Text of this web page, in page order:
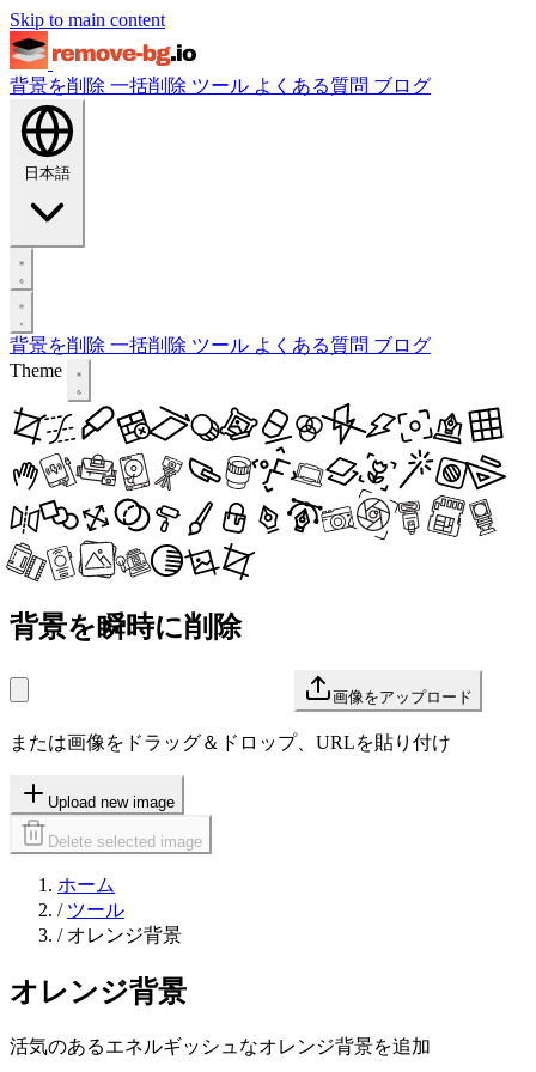
Skip to main content
背景を削除 一括削除 ツール よくある質問 ブログ
日本語
背景を削除 一括削除 ツール よくある質問 ブログ
Theme
背景を瞬時に削除
画像をアップロード
または画像をドラッグ＆ドロップ、URLを貼り付け
Upload new image
Delete selected image
ホーム
/ ツール
/ オレンジ背景
オレンジ背景
活気のあるエネルギッシュなオレンジ背景を追加